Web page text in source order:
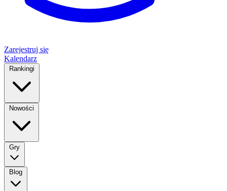
Zarejestruj się
Kalendarz
Rankingi
Nowości
Gry
Blog